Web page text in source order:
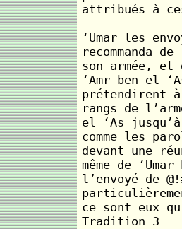
attribués à
‘Umar les
recommanda
son armée,
‘Amr ben el
prétendirent
rangs de
el ‘As
comme les
devant une
même de
l’envoyé de
ce sont eux
Tradition 3